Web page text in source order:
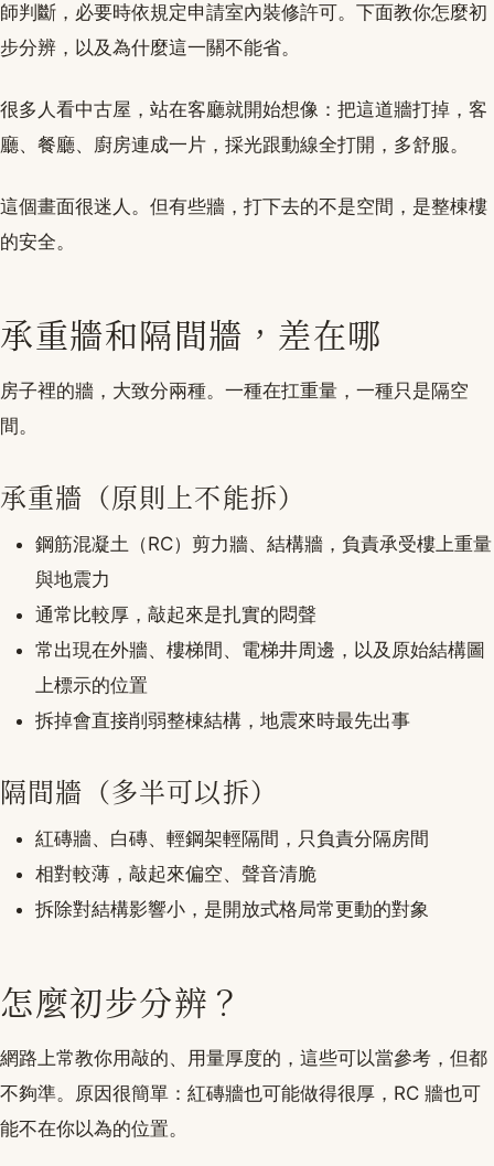
師判斷，必要時依規定申請室內裝修許可。下面教你怎麼初
步分辨，以及為什麼這一關不能省。
很多人看中古屋，站在客廳就開始想像：把這道牆打掉，客
廳、餐廳、廚房連成一片，採光跟動線全打開，多舒服。
這個畫面很迷人。但有些牆，打下去的不是空間，是整棟樓
的安全。
承重牆和隔間牆，差在哪
房子裡的牆，大致分兩種。一種在扛重量，一種只是隔空
間。
承重牆（原則上不能拆）
鋼筋混凝土（RC）剪力牆、結構牆，負責承受樓上重量
與地震力
通常比較厚，敲起來是扎實的悶聲
常出現在外牆、樓梯間、電梯井周邊，以及原始結構圖
上標示的位置
拆掉會直接削弱整棟結構，地震來時最先出事
隔間牆（多半可以拆）
紅磚牆、白磚、輕鋼架輕隔間，只負責分隔房間
相對較薄，敲起來偏空、聲音清脆
拆除對結構影響小，是開放式格局常更動的對象
怎麼初步分辨？
網路上常教你用敲的、用量厚度的，這些可以當參考，但都
不夠準。原因很簡單：紅磚牆也可能做得很厚，RC 牆也可
能不在你以為的位置。